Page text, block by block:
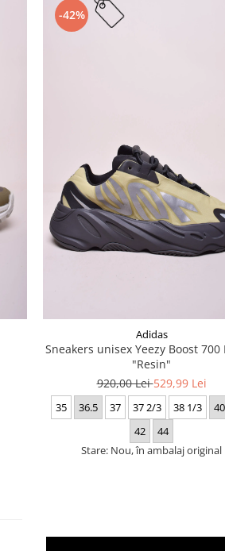
-42%
Adidas
Sneakers unisex Yeezy Boost 700
"Resin"
920,00 Lei529,99 Lei
35 36.5 37 37 2/3 38 1/3 40
42
44
Stare: Nou, în ambalaj original